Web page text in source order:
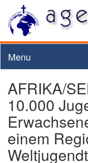
Menu
AFRIKA/
10.000
einem